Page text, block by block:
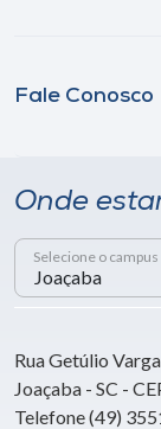
Fale Conosco
Onde
Selecione o campus
Rua Getúlio
Joaçaba - SC -
Telefone (49)